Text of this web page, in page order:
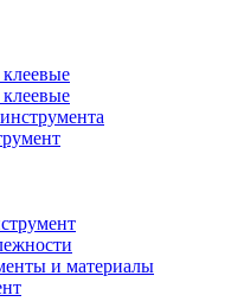
и материалы